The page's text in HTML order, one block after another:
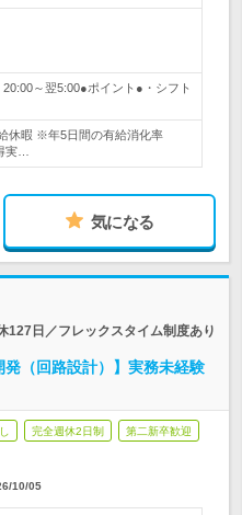
20:00～翌5:00●ポイント●・シフト
休暇 ※年5日間の有給消化率
実…
気になる
127日／フレックスタイム制度あり
（回路設計）】実務未経験
完全週休2日制 第二新卒歓迎
10/05